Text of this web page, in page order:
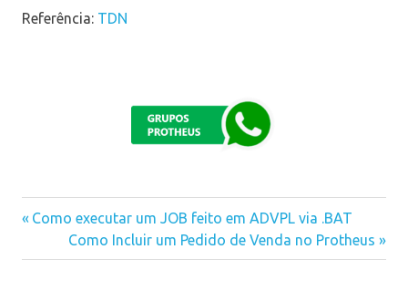
Referência: TDN
Navegação
Previous
Como executar um JOB feito em ADVPL via .BAT
Next
Post:
Como Incluir um Pedido de Venda no Protheus